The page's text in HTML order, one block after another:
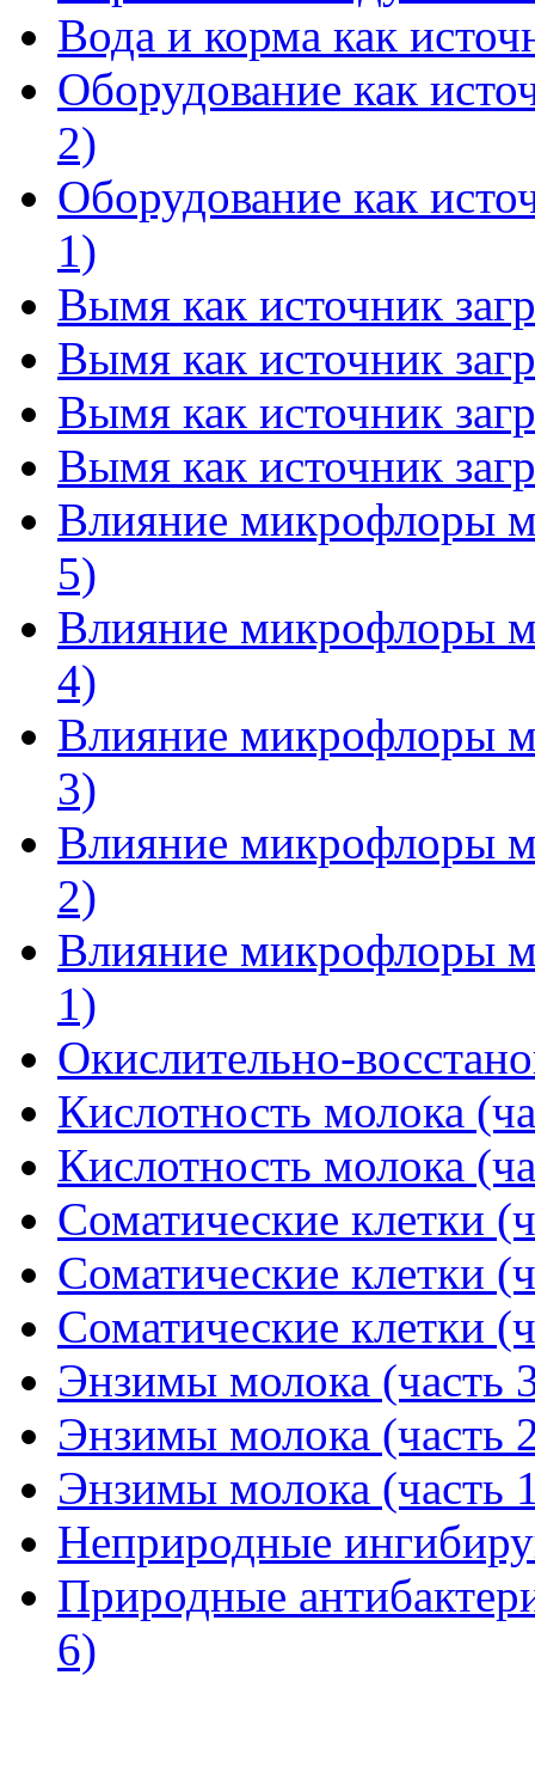
Вода и корма как
Оборудование как
2)
Оборудование как
1)
Вымя как источник
Вымя как источник
Вымя как источник
Вымя как источник
Влияние микрофлоры
5)
Влияние микрофлоры
4)
Влияние микрофлоры
3)
Влияние микрофлоры
2)
Влияние микрофлоры
1)
Окислительно-
Кислотность молока
Кислотность молока
Соматические клетки
Соматические клетки
Соматические клетки
Энзимы молока (часть
Энзимы молока (часть
Энзимы молока (часть
Неприродные
Природные
6)